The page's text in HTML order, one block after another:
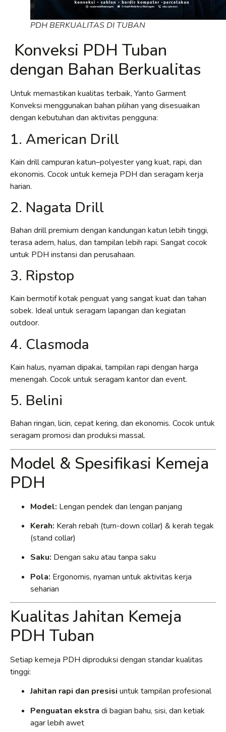
PDH BERKUALITAS DI TUBAN
Konveksi PDH Tuban
dengan Bahan Berkualitas
Untuk memastikan kualitas terbaik, Yanto Garment
Konveksi menggunakan bahan pilihan yang disesuaikan
dengan kebutuhan dan aktivitas pengguna:
1. American Drill
Kain drill campuran katun–polyester yang kuat, rapi, dan
ekonomis. Cocok untuk kemeja PDH dan seragam kerja
harian.
2. Nagata Drill
Bahan drill premium dengan kandungan katun lebih tinggi,
terasa adem, halus, dan tampilan lebih rapi. Sangat cocok
untuk PDH instansi dan perusahaan.
3. Ripstop
Kain bermotif kotak penguat yang sangat kuat dan tahan
sobek. Ideal untuk seragam lapangan dan kegiatan
outdoor.
4. Clasmoda
Kain halus, nyaman dipakai, tampilan rapi dengan harga
menengah. Cocok untuk seragam kantor dan event.
5. Belini
Bahan ringan, licin, cepat kering, dan ekonomis. Cocok untuk
seragam promosi dan produksi massal.
Model & Spesifikasi Kemeja
PDH
Model: Lengan pendek dan lengan panjang
Kerah: Kerah rebah (turn-down collar) & kerah tegak
(stand collar)
Saku: Dengan saku atau tanpa saku
Pola: Ergonomis, nyaman untuk aktivitas kerja
seharian
Kualitas Jahitan Kemeja
PDH Tuban
Setiap kemeja PDH diproduksi dengan standar kualitas
tinggi:
Jahitan rapi dan presisi untuk tampilan profesional
Penguatan ekstra di bagian bahu, sisi, dan ketiak
agar lebih awet